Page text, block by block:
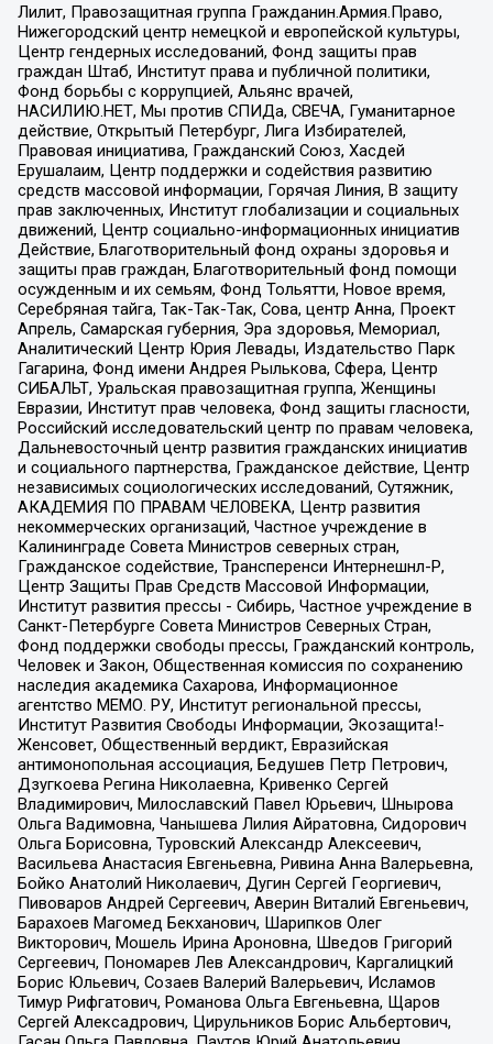
Лилит, Правозащитная группа Гражданин.Армия.Право,
Нижегородский центр немецкой и европейской культуры,
Центр гендерных исследований, Фонд защиты прав
граждан Штаб, Институт права и публичной политики,
Фонд борьбы с коррупцией, Альянс врачей,
НАСИЛИЮ.НЕТ, Мы против СПИДа, СВЕЧА, Гуманитарное
действие, Открытый Петербург, Лига Избирателей,
Правовая инициатива, Гражданский Союз, Хасдей
Ерушалаим, Центр поддержки и содействия развитию
средств массовой информации, Горячая Линия, В защиту
прав заключенных, Институт глобализации и социальных
движений, Центр социально-информационных инициатив
Действие, Благотворительный фонд охраны здоровья и
защиты прав граждан, Благотворительный фонд помощи
осужденным и их семьям, Фонд Тольятти, Новое время,
Серебряная тайга, Так-Так-Так, Сова, центр Анна, Проект
Апрель, Самарская губерния, Эра здоровья, Мемориал,
Аналитический Центр Юрия Левады, Издательство Парк
Гагарина, Фонд имени Андрея Рылькова, Сфера, Центр
СИБАЛЬТ, Уральская правозащитная группа, Женщины
Евразии, Институт прав человека, Фонд защиты гласности,
Российский исследовательский центр по правам человека,
Дальневосточный центр развития гражданских инициатив
и социального партнерства, Гражданское действие, Центр
независимых социологических исследований, Сутяжник,
АКАДЕМИЯ ПО ПРАВАМ ЧЕЛОВЕКА, Центр развития
некоммерческих организаций, Частное учреждение в
Калининграде Совета Министров северных стран,
Гражданское содействие, Трансперенси Интернешнл-Р,
Центр Защиты Прав Средств Массовой Информации,
Институт развития прессы - Сибирь, Частное учреждение в
Санкт-Петербурге Совета Министров Северных Стран,
Фонд поддержки свободы прессы, Гражданский контроль,
Человек и Закон, Общественная комиссия по сохранению
наследия академика Сахарова, Информационное
агентство МЕМО. РУ, Институт региональной прессы,
Институт Развития Свободы Информации, Экозащита!-
Женсовет, Общественный вердикт, Евразийская
антимонопольная ассоциация, Бедушев Петр Петрович,
Дзугкоева Регина Николаевна, Кривенко Сергей
Владимирович, Милославский Павел Юрьевич, Шнырова
Ольга Вадимовна, Чанышева Лилия Айратовна, Сидорович
Ольга Борисовна, Туровский Александр Алексеевич,
Васильева Анастасия Евгеньевна, Ривина Анна Валерьевна,
Бойко Анатолий Николаевич, Дугин Сергей Георгиевич,
Пивоваров Андрей Сергеевич, Аверин Виталий Евгеньевич,
Барахоев Магомед Бекханович, Шарипков Олег
Викторович, Мошель Ирина Ароновна, Шведов Григорий
Сергеевич, Пономарев Лев Александрович, Каргалицкий
Борис Юльевич, Созаев Валерий Валерьевич, Исламов
Тимур Рифгатович, Романова Ольга Евгеньевна, Щаров
Сергей Алексадрович, Цирульников Борис Альбертович,